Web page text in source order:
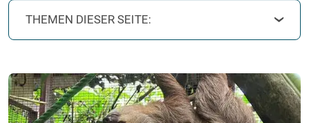
THEMEN DIESER SEITE: